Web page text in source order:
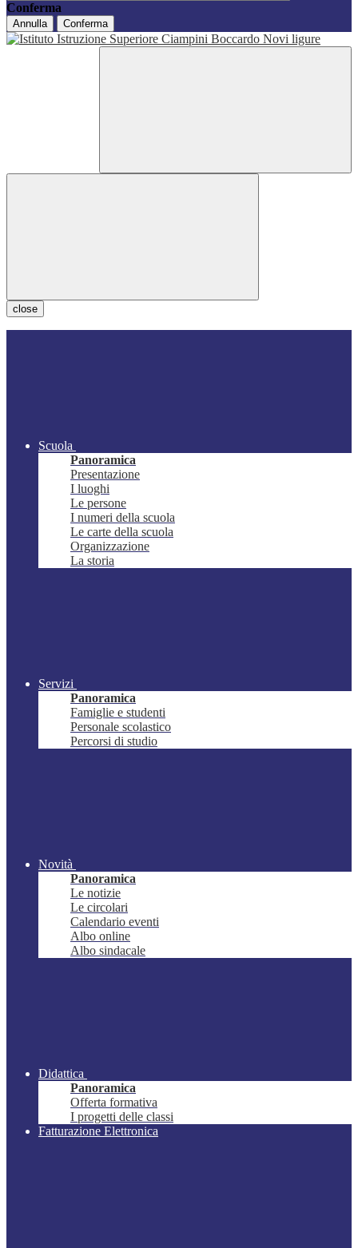
Conferma
Annulla Conferma
close
Scuola
Panoramica
Presentazione
I luoghi
Le persone
I numeri della scuola
Le carte della scuola
Organizzazione
La storia
Servizi
Panoramica
Famiglie e studenti
Personale scolastico
Percorsi di studio
Novità
Panoramica
Le notizie
Le circolari
Calendario eventi
Albo online
Albo sindacale
Didattica
Panoramica
Offerta formativa
I progetti delle classi
Fatturazione Elettronica